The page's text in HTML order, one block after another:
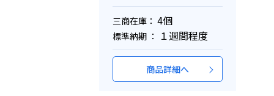
三商在庫： 4個
標準納期 ： １週間程度
商品詳細へ